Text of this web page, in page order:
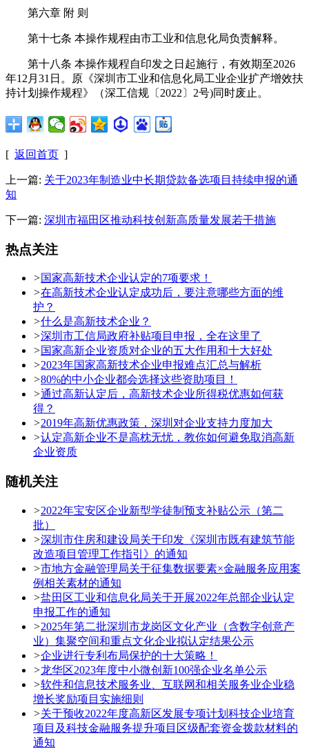
第六章 附 则
第十七条 本操作规程由市工业和信息化局负责解释。
第十八条 本操作规程自印发之日起施行，有效期至2026
年12月31日。原《深圳市工业和信息化局工业企业扩产增效扶
持计划操作规程》（深工信规〔2022〕2号)同时废止。
[ 返回首页 ]
上一篇: 关于2023年制造业中长期贷款备选项目持续申报的通
知
下一篇: 深圳市福田区推动科技创新高质量发展若干措施
热点关注
>国家高新技术企业认定的7项要求！
>在高新技术企业认定成功后，要注意哪些方面的维
护？
>什么是高新技术企业？
>深圳市工信局政府补贴项目申报，全在这里了
>国家高新企业资质对企业的五大作用和十大好处
>2023年国家高新技术企业申报难点汇总与解析
>80%的中小企业都会选择这些资助项目！
>通过高新认定后，高新技术企业所得税优惠如何获
得？
>2019年高新优惠政策，深圳对企业支持力度加大
>认定高新企业不是高枕无忧，教你如何避免取消高新
企业资质
随机关注
>2022年宝安区企业新型学徒制预支补贴公示（第二
批）
>深圳市住房和建设局关于印发《深圳市既有建筑节能
改造项目管理工作指引》的通知
>市地方金融管理局关于征集数据要素×金融服务应用案
例相关素材的通知
>盐田区工业和信息化局关于开展2022年总部企业认定
申报工作的通知
>2025年第二批深圳市龙岗区文化产业（含数字创意产
业）集聚空间和重点文化企业拟认定结果公示
>企业进行专利布局保护的十大策略！
>龙华区2023年度中小微创新100强企业名单公示
>软件和信息技术服务业、互联网和相关服务业企业稳
增长奖励项目实施细则
>关于预收2022年度高新区发展专项计划科技企业培育
项目及科技金融服务提升项目区级配套资金拨款材料的
通知